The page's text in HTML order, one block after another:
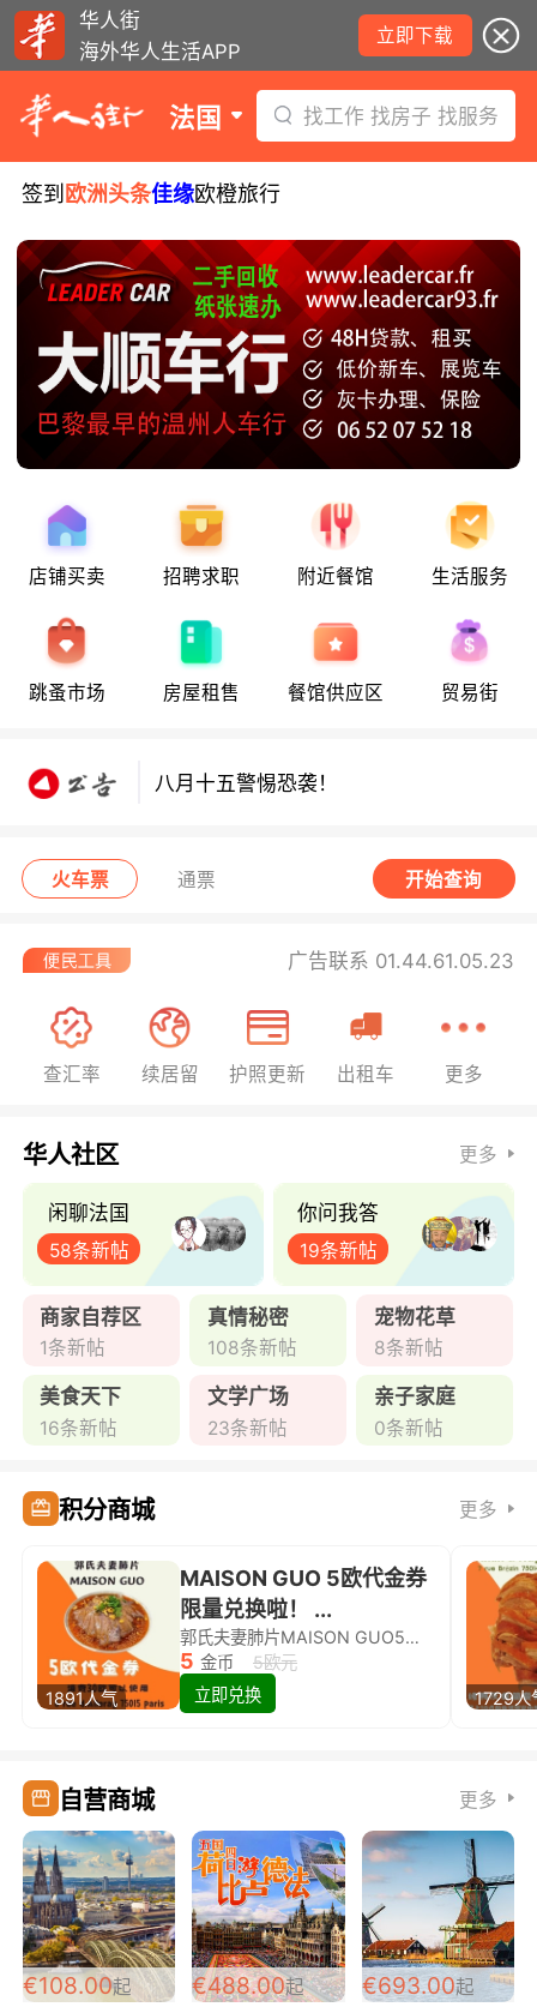
华人街
海外华人生活APP
立即下载
法国 找工作 找房子 找服务
签到 欧洲头条佳缘欧橙旅行
店铺买卖 招聘求职 附近餐馆 生活服务
跳蚤市场 房屋租售 餐馆供应区 贸易街
八月十五警惕恐袭！
八月十五警惕恐袭！
火车票 通票 开始查询
广告联系 01.44.61.05.23
查汇率 续居留 护照更新 出租车 更多
华人社区 更多
闲聊法国
58条新帖
你问我答
19条新帖
商家自荐区
1条新帖
真情秘密
108条新帖
宠物花草
8条新帖
美食天下
16条新帖
文学广场
23条新帖
亲子家庭
0条新帖
积分商城 更多
1891人气
MAISON GUO 5欧代金券
限量兑换啦！ ...
郭氏夫妻肺片MAISON GUO5欧代金券限量兑换啦！
5 金币
5欧元
立即兑换
1729人
自营商城 更多
€108.00起 €488.00起 €693.00起